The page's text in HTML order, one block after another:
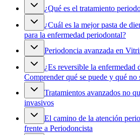
¿Qué es el tratamiento
¿Cuál es la mejor pasta de
para la enfermedad periodontal?
Periodoncia avanzada en
¿Es reversible la enfermedad
Comprender qué se puede y qué no
Tratamientos avanzados no
invasivos
El camino de la atención
frente a Periodoncista